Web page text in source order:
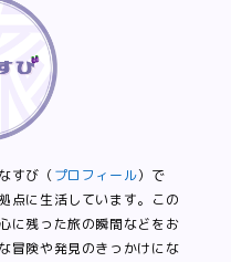
すび（プロフィール）で
点に生活しています。この
に残った旅の瞬間などをお
冒険や発見のきっかけにな